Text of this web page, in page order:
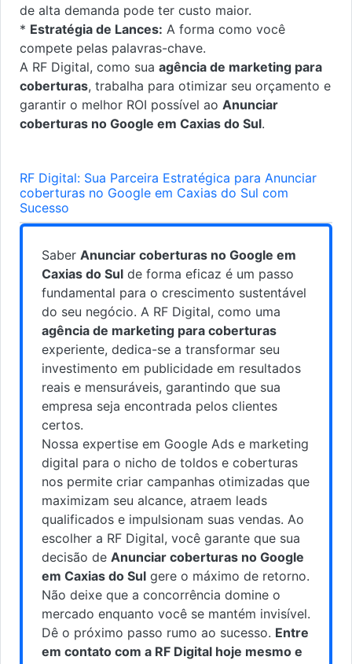
de alta demanda pode ter custo maior.
* Estratégia de Lances: A forma como você
compete pelas palavras-chave.
A RF Digital, como sua agência de marketing para
coberturas, trabalha para otimizar seu orçamento e
garantir o melhor ROI possível ao Anunciar
coberturas no Google em Caxias do Sul.
RF Digital: Sua Parceira Estratégica para Anunciar
coberturas no Google em Caxias do Sul com
Sucesso
Saber Anunciar coberturas no Google em
Caxias do Sul de forma eficaz é um passo
fundamental para o crescimento sustentável
do seu negócio. A RF Digital, como uma
agência de marketing para coberturas
experiente, dedica-se a transformar seu
investimento em publicidade em resultados
reais e mensuráveis, garantindo que sua
empresa seja encontrada pelos clientes
certos.
Nossa expertise em Google Ads e marketing
digital para o nicho de toldos e coberturas
nos permite criar campanhas otimizadas que
maximizam seu alcance, atraem leads
qualificados e impulsionam suas vendas. Ao
escolher a RF Digital, você garante que sua
decisão de Anunciar coberturas no Google
em Caxias do Sul gere o máximo de retorno.
Não deixe que a concorrência domine o
mercado enquanto você se mantém invisível.
Dê o próximo passo rumo ao sucesso. Entre
em contato com a RF Digital hoje mesmo e